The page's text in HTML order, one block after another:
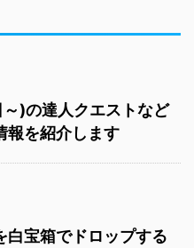
)の達人クエストなど
報を紹介します
白宝箱でドロップする